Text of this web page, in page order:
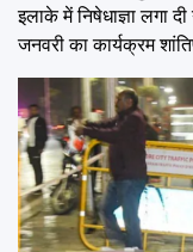
इलाके में निषेधाज्ञा लगा
जनवरी का कार्यक्रम